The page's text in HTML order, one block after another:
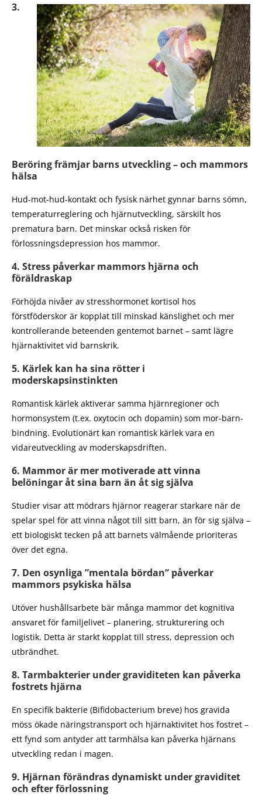
3.
Beröring främjar barns utveckling – och mammors
hälsa
Hud-mot-hud-kontakt och fysisk närhet gynnar barns sömn,
temperaturreglering och hjärnutveckling, särskilt hos
prematura barn. Det minskar också risken för
förlossningsdepression hos mammor.
4. Stress påverkar mammors hjärna och
föräldraskap
Förhöjda nivåer av stresshormonet kortisol hos
förstföderskor är kopplat till minskad känslighet och mer
kontrollerande beteenden gentemot barnet – samt lägre
hjärnaktivitet vid barnskrik.
5. Kärlek kan ha sina rötter i
moderskapsinstinkten
Romantisk kärlek aktiverar samma hjärnregioner och
hormonsystem (t.ex. oxytocin och dopamin) som mor-barn-
bindning. Evolutionärt kan romantisk kärlek vara en
vidareutveckling av moderskapsdriften.
6. Mammor är mer motiverade att vinna
belöningar åt sina barn än åt sig själva
Studier visar att mödrars hjärnor reagerar starkare när de
spelar spel för att vinna något till sitt barn, än för sig själva –
ett biologiskt tecken på att barnets välmående prioriteras
över det egna.
7. Den osynliga ”mentala bördan” påverkar
mammors psykiska hälsa
Utöver hushållsarbete bär många mammor det kognitiva
ansvaret för familjelivet – planering, strukturering och
logistik. Detta är starkt kopplat till stress, depression och
utbrändhet.
8. Tarmbakterier under graviditeten kan påverka
fostrets hjärna
En specifik bakterie (Bifidobacterium breve) hos gravida
möss ökade näringstransport och hjärnaktivitet hos fostret –
ett fynd som antyder att tarmhälsa kan påverka hjärnans
utveckling redan i magen.
9. Hjärnan förändras dynamiskt under graviditet
och efter förlossning